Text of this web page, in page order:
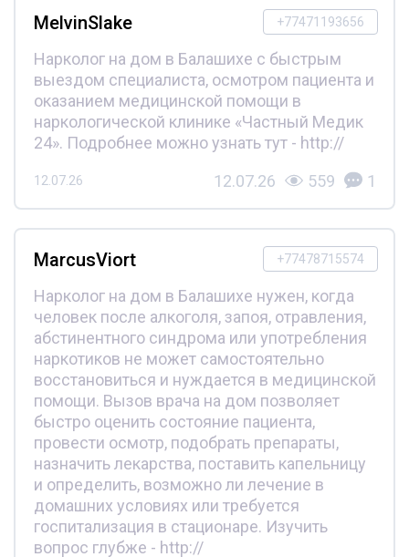
+77471193656
MelvinSlake
Нарколог на дом в Балашихе с быстрым
выездом специалиста, осмотром пациента и
оказанием медицинской помощи в
наркологической клинике «Частный Медик
24». Подробнее можно узнать тут - http://
12.07.26 12.07.26 559 1
+77478715574
MarcusViort
Нарколог на дом в Балашихе нужен, когда
человек после алкоголя, запоя, отравления,
абстинентного синдрома или употребления
наркотиков не может самостоятельно
восстановиться и нуждается в медицинской
помощи. Вызов врача на дом позволяет
быстро оценить состояние пациента,
провести осмотр, подобрать препараты,
назначить лекарства, поставить капельницу
и определить, возможно ли лечение в
домашних условиях или требуется
госпитализация в стационаре. Изучить
вопрос глубже - http://